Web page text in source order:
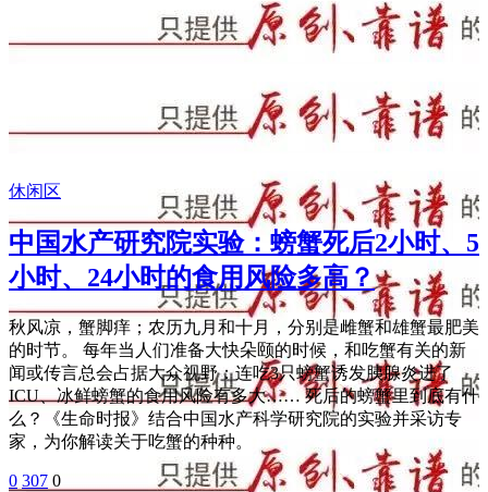
休闲区
中国水产研究院实验：螃蟹死后2小时、5
小时、24小时的食用风险多高？
秋风凉，蟹脚痒；农历九月和十月，分别是雌蟹和雄蟹最肥美
的时节。 每年当人们准备大快朵颐的时候，和吃蟹有关的新
闻或传言总会占据大众视野：连吃3只螃蟹诱发胰腺炎进了
ICU、冰鲜螃蟹的食用风险有多大…… 死后的螃蟹里到底有什
么？《生命时报》结合中国水产科学研究院的实验并采访专
家，为你解读关于吃蟹的种种。
0 307 0